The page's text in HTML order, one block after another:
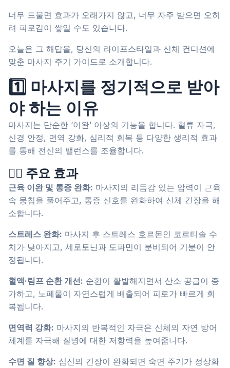
너무 드물면 효과가 오래가지 않고, 너무 자주 받으면 오히
려 피로감이 쌓일 수도 있습니다.
오늘은 그 해답을, 당신의 라이프스타일과 신체 컨디션에
맞춘 마사지 주기 가이드로 소개합니다.
1️⃣ 마사지를 정기적으로 받아
야 하는 이유
마사지는 단순한 ‘이완’ 이상의 기능을 합니다. 혈류 자극,
신경 안정, 면역 강화, 심리적 회복 등 다양한 생리적 효과
를 통해 전신의 밸런스를 조율합니다.
💆‍♀️ 주요 효과
근육 이완 및 통증 완화: 마사지의 리듬감 있는 압력이 근육
속 뭉침을 풀어주고, 통증 신호를 완화하여 신체 긴장을 해
소합니다.
스트레스 완화: 마사지 후 스트레스 호르몬인 코르티솔 수
치가 낮아지고, 세로토닌과 도파민이 분비되어 기분이 안
정됩니다.
혈액·림프 순환 개선: 순환이 활발해지면서 산소 공급이 증
가하고, 노폐물이 자연스럽게 배출되어 피로가 빠르게 회
복됩니다.
면역력 강화: 마사지의 반복적인 자극은 신체의 자연 방어
체계를 자극해 질병에 대한 저항력을 높여줍니다.
수면 질 향상: 심신의 긴장이 완화되면 숙면 주기가 정상화